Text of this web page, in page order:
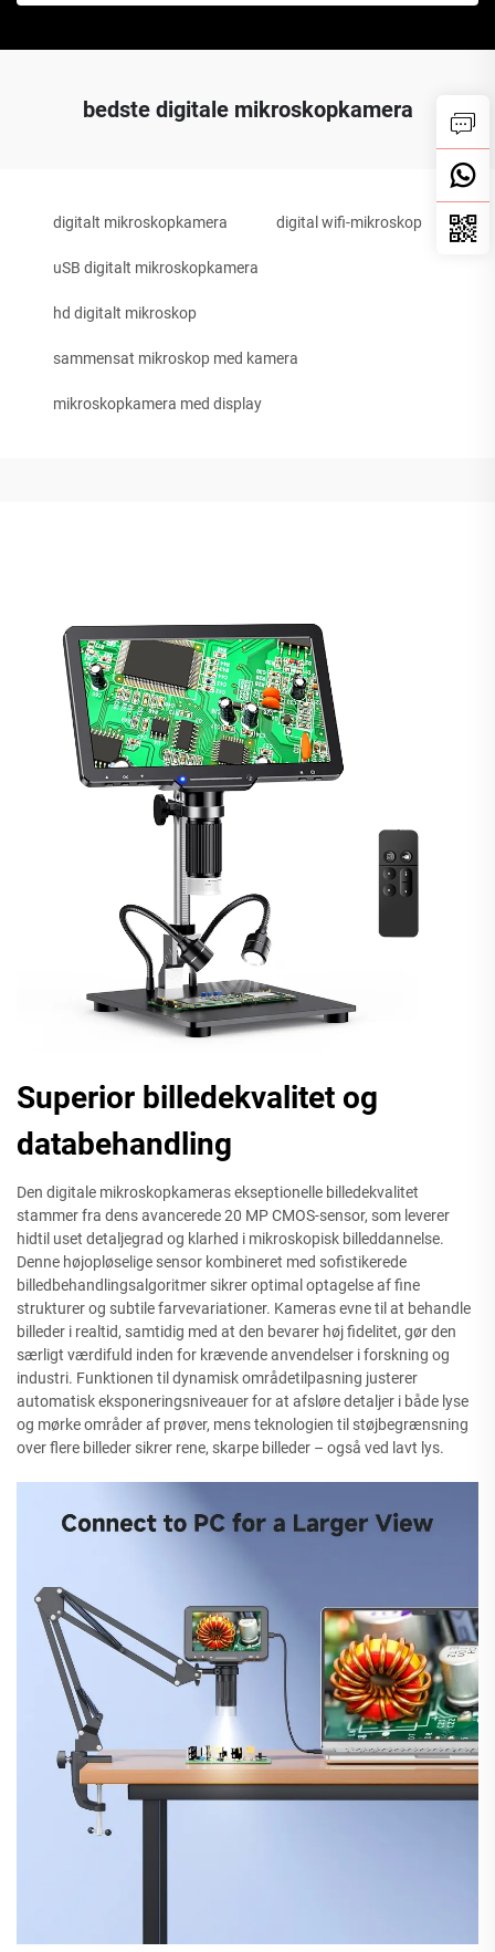
bedste digitale mikroskopkamera
digitalt mikroskopkamera digital wifi-mikroskop
uSB digitalt mikroskopkamera
hd digitalt mikroskop
sammensat mikroskop med kamera
mikroskopkamera med display
Superior billedekvalitet og
databehandling
Den digitale mikroskopkameras ekseptionelle billedekvalitet
stammer fra dens avancerede 20 MP CMOS-sensor, som leverer
hidtil uset detaljegrad og klarhed i mikroskopisk billeddannelse.
Denne højopløselige sensor kombineret med sofistikerede
billedbehandlingsalgoritmer sikrer optimal optagelse af fine
strukturer og subtile farvevariationer. Kameras evne til at behandle
billeder i realtid, samtidig med at den bevarer høj fidelitet, gør den
særligt værdifuld inden for krævende anvendelser i forskning og
industri. Funktionen til dynamisk områdetilpasning justerer
automatisk eksponeringsniveauer for at afsløre detaljer i både lyse
og mørke områder af prøver, mens teknologien til støjbegrænsning
over flere billeder sikrer rene, skarpe billeder – også ved lavt lys.